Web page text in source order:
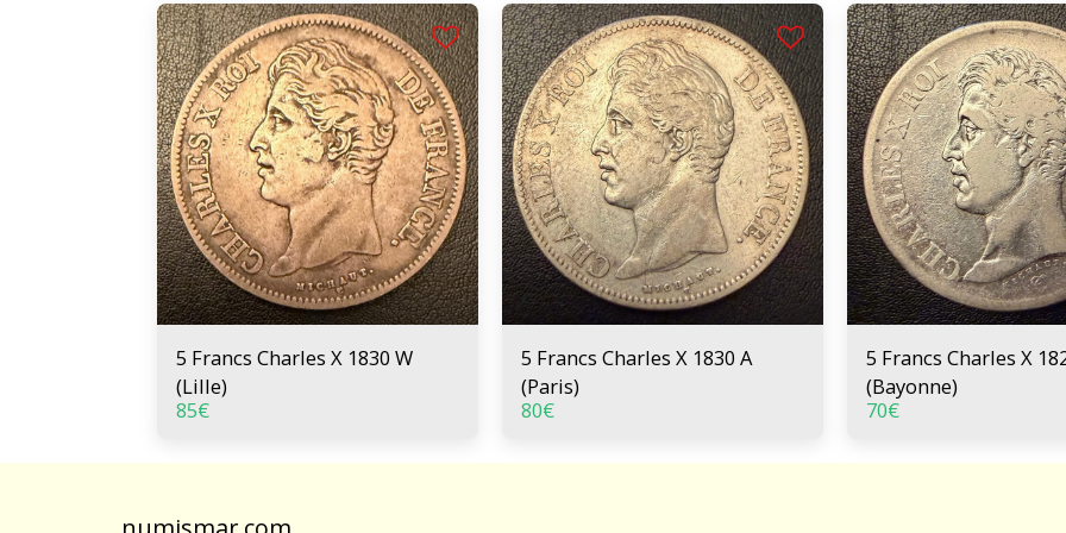
5 Francs Charles X 1830 W
(Lille)
85€
5 Francs Charles X 1830 A
(Paris)
80€
5 Francs Charles X
(Bayonne)
70€